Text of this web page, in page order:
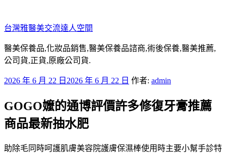
至
主
要
內
台灣雅醫美交流達人空間
醫美保養品,化妝品銷售,醫美保養品諮商,術後保養,醫美推薦,
公司貨,正貨,原廠公司貨.
發
於
2026 年 6 月 22 日 2026 年 6 月 22 日 作者: admin
GOGO嬤的通博評價許多修復牙膏推薦
商品最新抽水肥
助除毛同時呵護肌膚美容院護膚保濕棒使用時主要小幫手診特